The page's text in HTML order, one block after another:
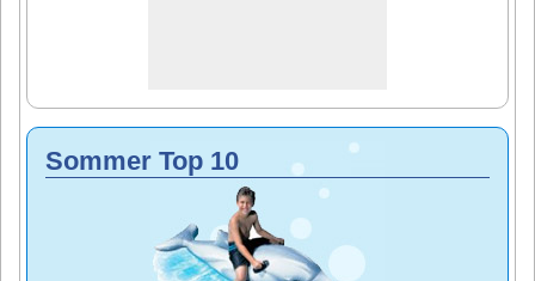
Sommer Top 10